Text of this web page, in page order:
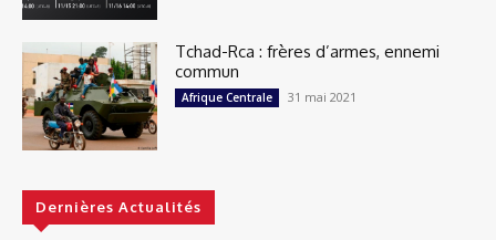
Tchad-Rca : frères d’armes, ennemi
commun
Afrique Centrale 31 mai 2021
Dernières Actualités